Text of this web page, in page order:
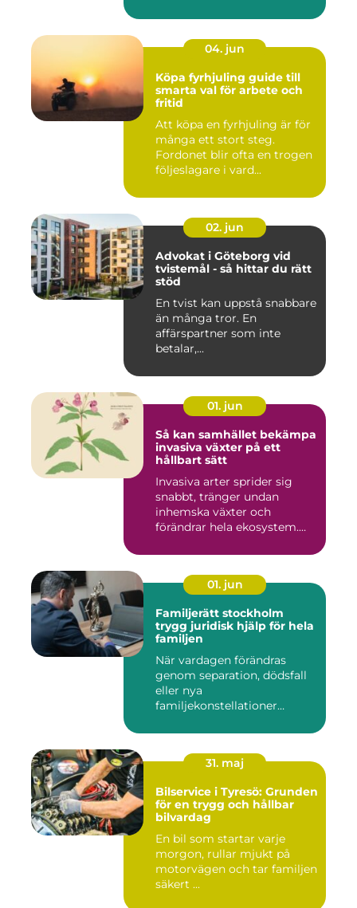
04. jun
Köpa fyrhjuling guide till
smarta val för arbete och
fritid
Att köpa en fyrhjuling är för
många ett stort steg.
Fordonet blir ofta en trogen
följeslagare i vard...
02. jun
Advokat i Göteborg vid
tvistemål - så hittar du rätt
stöd
En tvist kan uppstå snabbare
än många tror. En
affärspartner som inte
betalar,...
01. jun
Så kan samhället bekämpa
invasiva växter på ett
hållbart sätt
Invasiva arter sprider sig
snabbt, tränger undan
inhemska växter och
förändrar hela ekosystem.
01. jun
Familjerätt stockholm
trygg juridisk hjälp för hela
familjen
När vardagen förändras
genom separation, dödsfall
eller nya
familjekonstellationer
31. maj
Bilservice i Tyresö: Grunden
för en trygg och hållbar
bilvardag
En bil som startar varje
morgon, rullar mjukt på
motorvägen och tar familjen
säkert ...